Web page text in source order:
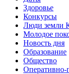
Здоровье
Конкурсы
Люди земли
Молодое
Новость дня
Образование
Общество
Оперативно-